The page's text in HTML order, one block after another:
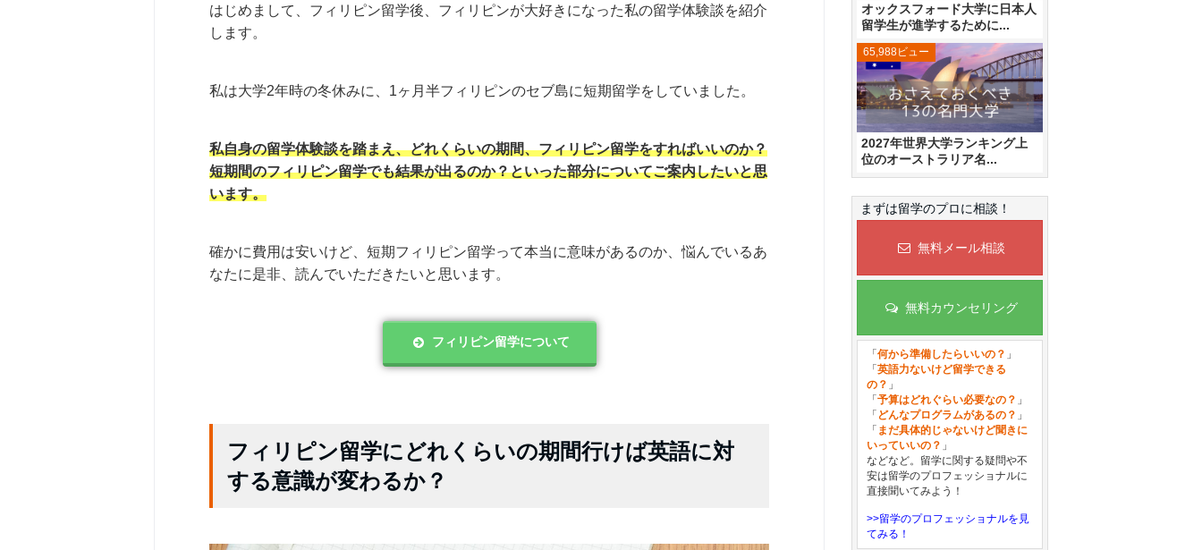
はじめまして、フィリピン留学後、フィリピンが大好きになった私の留学体験談を紹介
します。
私は大学2年時の冬休みに、1ヶ月半フィリピンのセブ島に短期留学をしていました。
私自身の留学体験談を踏まえ、どれくらいの期間、フィリピン留学をすればいいのか？
短期間のフィリピン留学でも結果が出るのか？といった部分についてご案内したいと思
います。
確かに費用は安いけど、短期フィリピン留学って本当に意味があるのか、悩んでいるあ
なたに是非、読んでいただきたいと思います。
フィリピン留学について
フィリピン留学にどれくらいの期間行けば英語に対
する意識が変わるか？
オックスフォード大学に日本人
留学生が進学するために...
2027年世界大学ランキング上
位のオーストラリア名...
65,988ビュー
まずは留学のプロに相談！
無料メール相談
無料カウンセリング
「 何から準備したらいいの？ 」
「 英語力ないけど留学できる
の？ 」
「 予算はどれぐらい必要なの？ 」
「 どんなプログラムがあるの？ 」
「 まだ具体的じゃないけど聞きに
いっていいの？ 」
などなど。留学に関する疑問や不
安は留学のプロフェッショナルに
直接聞いてみよう！
>>留学のプロフェッショナルを見
てみる！